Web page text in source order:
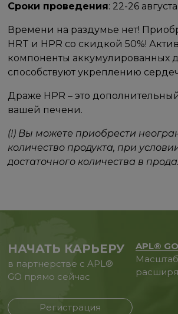
Сроки проведения: 22-26
Времени на раздумье нет!
HRT и HPR со скидкой 5️0%!
компоненты аккумулированных
способствуют укреплению
Драже HPR – это
вашей печени.
(!) Вы можете приобрести
количество продукта, при
достаточного количества в
НАЧАТЬ КАРЬЕРУ
в партнерстве с APL®
GO прямо сейчас
Регистрация
APL®